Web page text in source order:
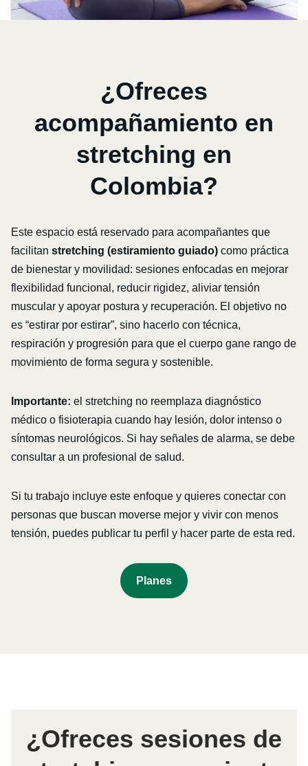
¿Ofreces
acompañamiento en
stretching en
Colombia?
Este espacio está reservado para acompañantes que
facilitan stretching (estiramiento guiado) como práctica
de bienestar y movilidad: sesiones enfocadas en mejorar
flexibilidad funcional, reducir rigidez, aliviar tensión
muscular y apoyar postura y recuperación. El objetivo no
es “estirar por estirar”, sino hacerlo con técnica,
respiración y progresión para que el cuerpo gane rango de
movimiento de forma segura y sostenible.
Importante: el stretching no reemplaza diagnóstico
médico o fisioterapia cuando hay lesión, dolor intenso o
síntomas neurológicos. Si hay señales de alarma, se debe
consultar a un profesional de salud.
Si tu trabajo incluye este enfoque y quieres conectar con
personas que buscan moverse mejor y vivir con menos
tensión, puedes publicar tu perfil y hacer parte de esta red.
P Lanes
¿Ofreces sesiones de